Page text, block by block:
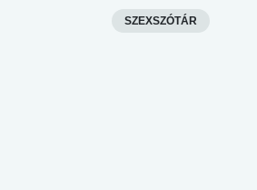
SZEXSZÓTÁR